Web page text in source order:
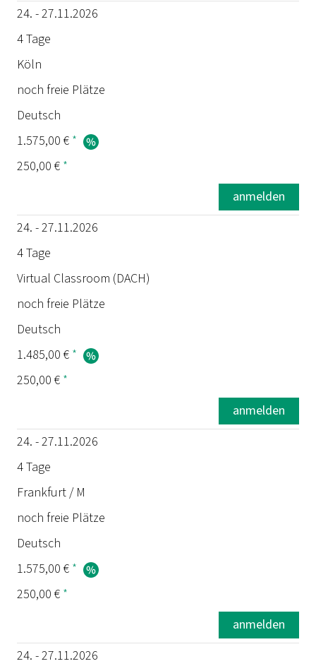
24. - 27.11.2026
4 Tage
Köln
noch freie Plätze
Deutsch
1.575,00 € *
250,00 € *
anmelden
24. - 27.11.2026
4 Tage
Virtual Classroom (DACH)
noch freie Plätze
Deutsch
1.485,00 € *
250,00 € *
anmelden
24. - 27.11.2026
4 Tage
Frankfurt / M
noch freie Plätze
Deutsch
1.575,00 € *
250,00 € *
anmelden
24. - 27.11.2026